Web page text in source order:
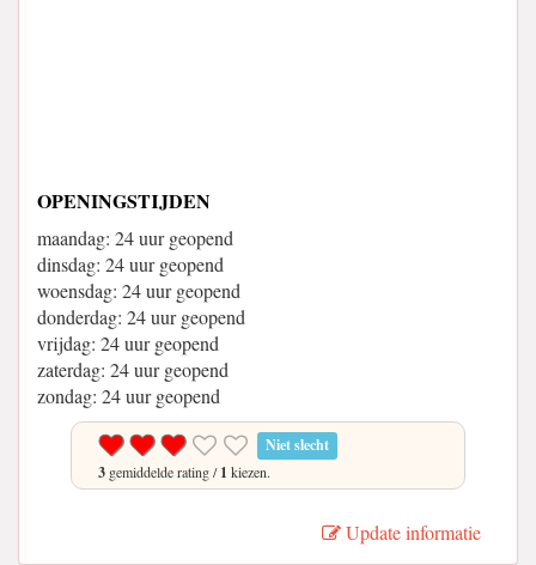
OPENINGSTIJDEN
maandag: 24 uur geopend
dinsdag: 24 uur geopend
woensdag: 24 uur geopend
donderdag: 24 uur geopend
vrijdag: 24 uur geopend
zaterdag: 24 uur geopend
zondag: 24 uur geopend
Niet slecht
3 gemiddelde rating /1 kiezen.
Update informatie